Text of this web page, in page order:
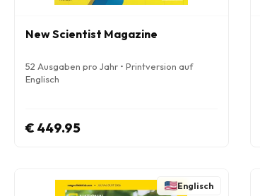
New Scientist Magazine
52 Ausgaben pro Jahr • Printversion auf
Englisch
€ 449.95
Englisch